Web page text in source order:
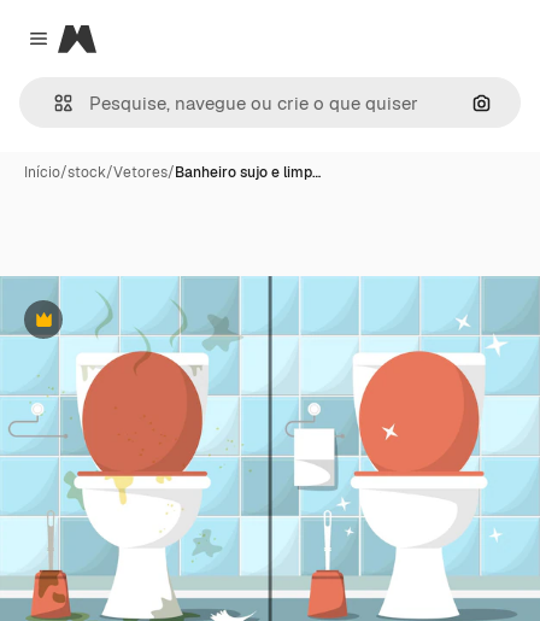
Close menu
Magnific
Início/stock/Vetores/Banheiro sujo e limp…
Premium